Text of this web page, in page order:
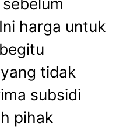
harga untuk
tidak
subsidi
pihak